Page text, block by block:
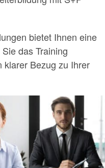
bietet Ihnen eine
das Training
klarer Bezug zu Ihrer